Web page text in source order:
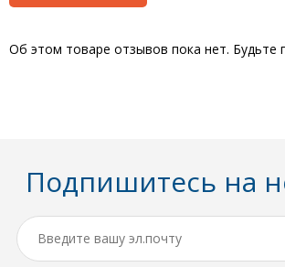
Об этом товаре отзывов пока нет. Будьте
Подпишитесь на